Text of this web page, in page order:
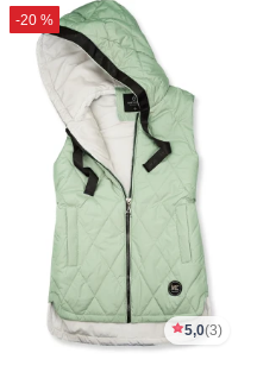
-20 %
5,0(3)